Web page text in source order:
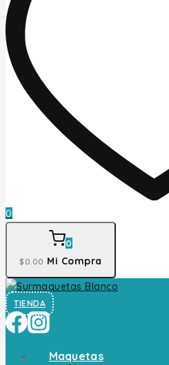
0
0
$0 .00 Mi Compra
TIENDA
Maquetas